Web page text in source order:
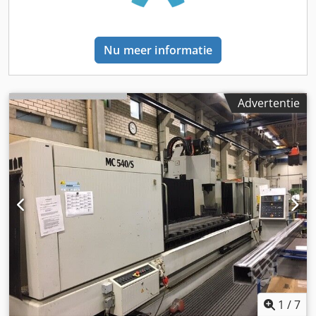
ons op voor meer informatie. Aanvullende informatie •
Aandrijfkracht Z-as: 8.000 N • Snelverplaatsing X/Y/Z: 60
m/min • Aanzet X/Y/Z: 1 – 10.000 mm/min • Asdynamica: X
gereedschap: 7.000 N • Spindeldiameter: 65 mm • Bereik
constant koppel: tot 3.000 tpm • Koppel bij 100%
inschakelduur: 30 Nm • Koppel bij 20% inschakelduur: 59
Nm • Vermogen boven 3.000 tpm bij 100% inschakelduur:
9,5 kW • Vermogen boven 3.000 tpm bij 20% inschakelduur:
18,5 kW • Maximale gereedschapsdiameter (alle posities
bezet): 88 mm • Maximale gereedschapsdiameter
(aangrenzende posities vrij): 125 mm • Standaard trekbout:
DIN 69872-19 • Gereedschapswisseltijd (van spaan tot
spaan): ca. 2,4 s • Gereedschaps-offsetfuncties: lengte- en
radiuscorrectie • Geef gereedschapsgegevens in: via
invoerstation of CNC-schermmenu •
Positioneringsresolutie: 0,001 mm • Machine voorbereid
voor: Vaste tafel met T-gleuven en positioneringsgaten •
Machine voorbereid voor: NC-draaitafel met losse kop •
Nu meer informatie
Advertentie
1 /7